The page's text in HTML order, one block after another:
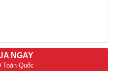
NGAY
Toàn Quốc